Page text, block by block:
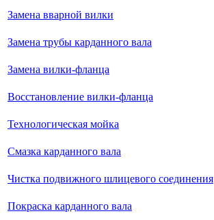
Замена вварной вилки
Замена трубы карданного вала
Замена вилки-фланца
Восстановление вилки-фланца
Технологическая мойка
Смазка карданного вала
Чистка подвижного шлицевого соединения
Покраска карданного вала